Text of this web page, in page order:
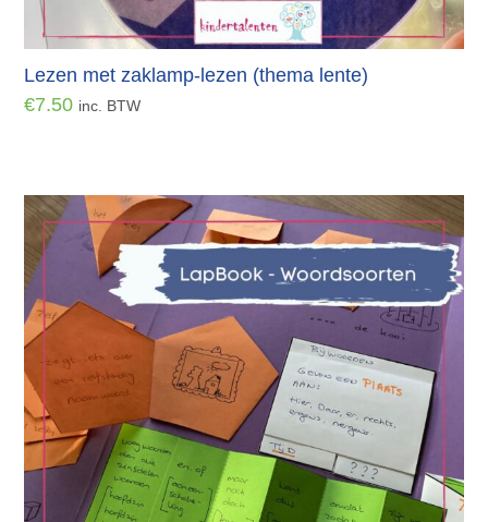
Lezen met zaklamp-lezen (thema lente)
€7.50 inc. BTW